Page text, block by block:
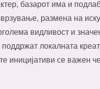
базарот има и
размена на
видливост и
поддржат локалната
иницијативи се важен